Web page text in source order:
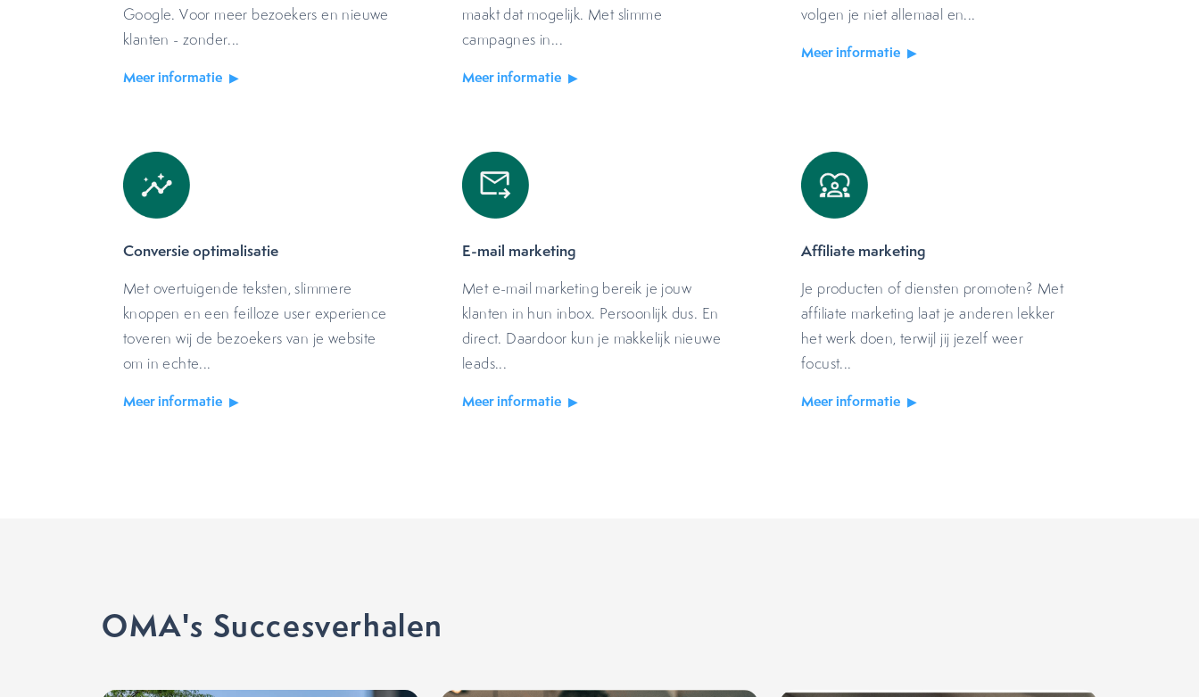
Google. Voor meer bezoekers en nieuwe
klanten - zonder...
Meer informatie
maakt dat mogelijk. Met slimme
campagnes in...
Meer informatie
volgen je niet allemaal en...
Meer informatie
Conversie optimalisatie
Met overtuigende teksten, slimmere
knoppen en een feilloze user experience
toveren wij de bezoekers van je website
om in echte...
Meer informatie
E-mail marketing
Met e-mail marketing bereik je jouw
klanten in hun inbox. Persoonlijk dus. En
direct. Daardoor kun je makkelijk nieuwe
leads...
Meer informatie
Affiliate marketing
Je producten of diensten promoten? Met
affiliate marketing laat je anderen lekker
het werk doen, terwijl jij jezelf weer
focust...
Meer informatie
OMA's Succesverhalen